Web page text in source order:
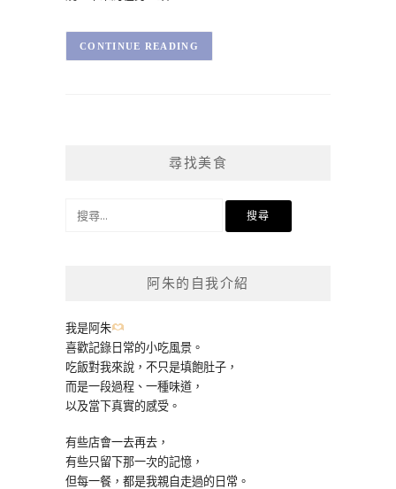
CONTINUE READING
尋找美食
阿朱的自我介紹
我是阿朱
喜歡記錄日常的小吃風景。
吃飯對我來說，不只是填飽肚子，
而是一段過程、一種味道，
以及當下真實的感受。
有些店會一去再去，
有些只留下那一次的記憶，
但每一餐，都是我親自走過的日常。